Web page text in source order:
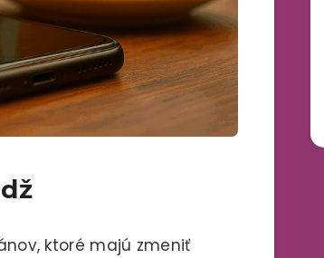
ktoré majú zmeniť